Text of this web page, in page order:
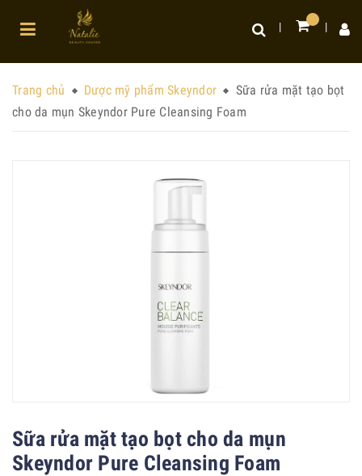
Trang chủ Dược mỹ phẩm Skeyndor
Sữa rửa mặt tạo bọt
cho da mụn Skeyndor Pure Cleansing Foam
Sữa rửa mặt tạo bọt cho da mụn
Skeyndor Pure Cleansing Foam